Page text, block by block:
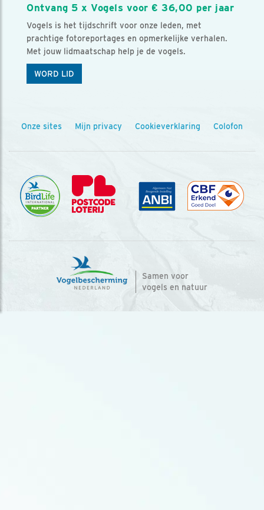
Ontvang 5 x Vogels voor € 36,00 per jaar
Vogels is het tijdschrift voor onze leden, met
prachtige fotoreportages en opmerkelijke verhalen.
Met jouw lidmaatschap help je de vogels.
WORD LID
Onze sites Mijn privacy Cookieverklaring Colofon
Samen voor
vogels en natuur